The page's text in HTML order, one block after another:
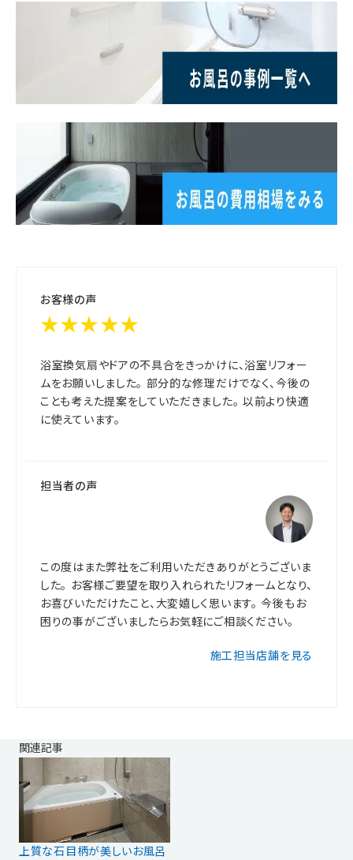
お客様の声
★★★★★
浴室換気扇やドアの不具合をきっかけに、浴室リフォー
ムをお願いしました。 部分的な修理だけでなく、今後の
ことも考えた提案をしていただきました。 以前より快適
に使えています。
担当者の声
この度はまた弊社をご利用いただきありがとうございま
した。 お客様ご要望を取り入れられたリフォームとなり、
お喜びいただけたこと、大変嬉しく思います。 今後もお
困りの事がございましたらお気軽にご相談ください。
施工担当店舗を見る
関連記事
上質な石目柄が美しいお風呂